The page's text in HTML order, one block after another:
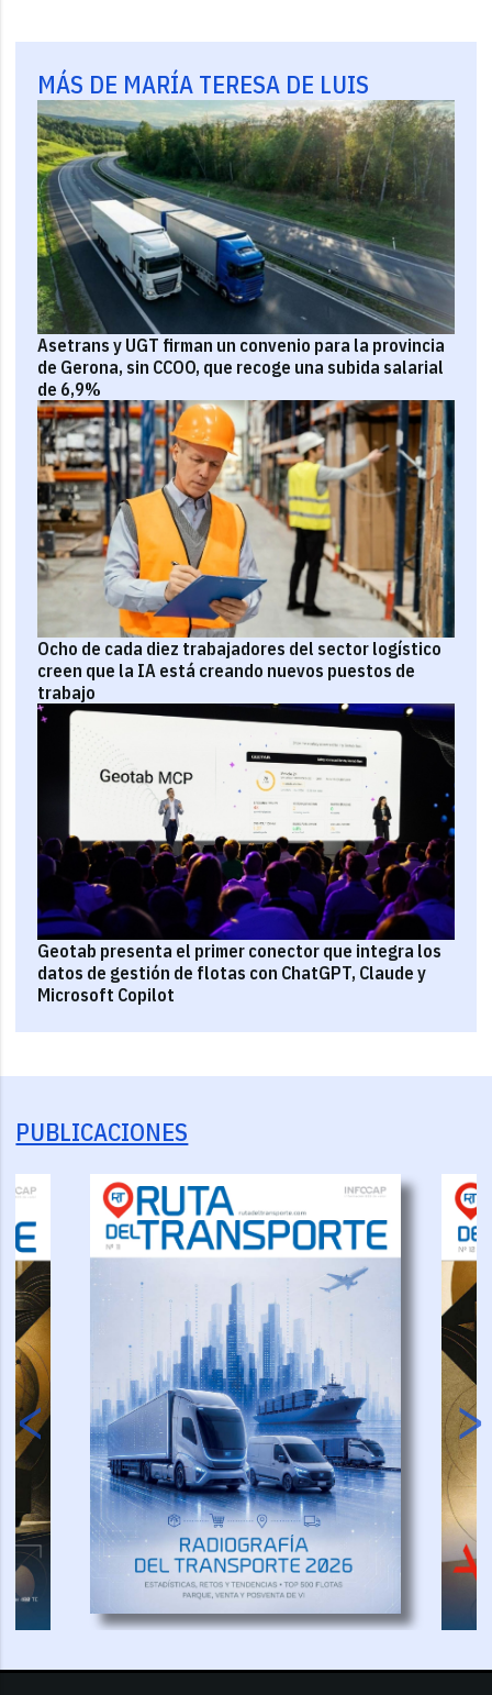
MÁS DE MARÍA TERESA DE LUIS
Asetrans y UGT firman un convenio para la provincia
de Gerona, sin CCOO, que recoge una subida salarial
de 6,9%
Ocho de cada diez trabajadores del sector logístico
creen que la IA está creando nuevos puestos de
trabajo
Geotab presenta el primer conector que integra los
datos de gestión de flotas con ChatGPT, Claude y
Microsoft Copilot
PUBLICACIONES